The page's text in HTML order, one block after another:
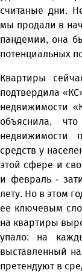
считаные дни.
мы продали в
пандемии, она
потенциальных
Квартиры
подтвердила
недвижимости
объяснила,
недвижимости
средств у
этой сфере и
и февраль -
лету. Но в этом
ее ключевым
на квартиры
упало: на
выставленный
претендуют в